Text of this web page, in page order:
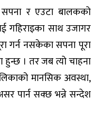
र एउटा बालकको
गहिराइका साथ उजागर
गर्न नसकेका सपना पूरा
। तर जब त्यो चाहना
मानसिक अवस्था,
पार्न सक्छ भन्ने सन्देश